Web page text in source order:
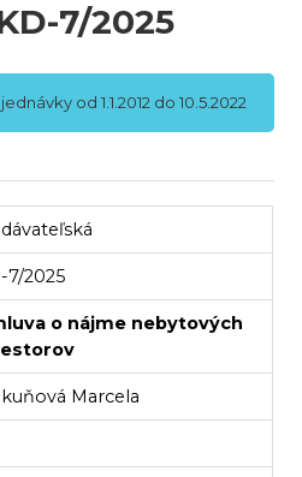
7/2025
od 1.1.2012 do 10.5.2022
7/2025
o nájme nebytových
Marcela